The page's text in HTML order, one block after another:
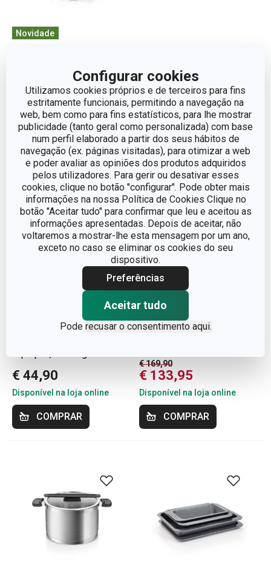
Configurar cookies
Utilizamos cookies próprios e de terceiros para fins
estritamente funcionais, permitindo a navegação na
web, bem como para fins estatísticos, para lhe mostrar
publicidade (tanto geral como personalizada) com base
num perfil elaborado a partir dos seus hábitos de
navegação (ex. páginas visitadas), para otimizar a web
e poder avaliar as opiniões dos produtos adquiridos
pelos utilizadores. Para gerir ou desativar esses
cookies, clique no botão "configurar". Pode obter mais
informações na nossa Política de Cookies Clique no
botão "Aceitar tudo" para confirmar que leu e aceitou as
informações apresentadas. Depois de aceitar, não
voltaremos a mostrar-lhe esta mensagem por um ano,
exceto no caso se eliminar os cookies do seu
dispositivo.
Preferências
Aceitar tudo
Pode recusar o consentimento aqui.
Novidade
€ 17,90
Disponível na loja online
COMPRAR
COMPACT 32 x 22 cm
€ 11,90
Disponível na loja online
COMPRAR
Tábuas de cortar com
€ 44,90
Disponível na loja online
COMPRAR
-21 %
Trem de cozinha
€ 169,90
€ 133,95
Disponível na loja online
COMPRAR